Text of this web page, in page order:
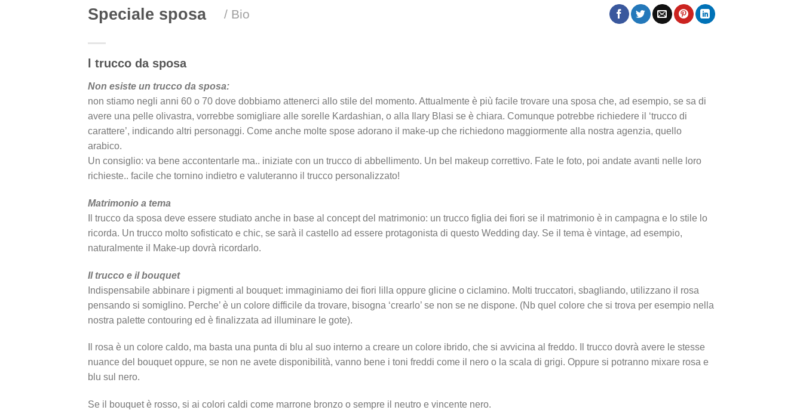
Speciale sposa / Bio
l trucco da sposa
Non esiste un trucco da sposa:
non stiamo negli anni 60 o 70 dove dobbiamo attenerci allo stile del momento. Attualmente è più facile trovare una sposa che, ad esempio, se sa di
avere una pelle olivastra, vorrebbe somigliare alle sorelle Kardashian, o alla Ilary Blasi se è chiara. Comunque potrebbe richiedere il ‘trucco di
carattere’, indicando altri personaggi. Come anche molte spose adorano il make-up che richiedono maggiormente alla nostra agenzia, quello
arabico.
Un consiglio: va bene accontentarle ma.. iniziate con un trucco di abbellimento. Un bel makeup correttivo. Fate le foto, poi andate avanti nelle loro
richieste.. facile che tornino indietro e valuteranno il trucco personalizzato!
Matrimonio a tema
Il trucco da sposa deve essere studiato anche in base al concept del matrimonio: un trucco figlia dei fiori se il matrimonio è in campagna e lo stile lo
ricorda. Un trucco molto sofisticato e chic, se sarà il castello ad essere protagonista di questo Wedding day. Se il tema è vintage, ad esempio,
naturalmente il Make-up dovrà ricordarlo.
Il trucco e il bouquet
Indispensabile abbinare i pigmenti al bouquet: immaginiamo dei fiori lilla oppure glicine o ciclamino. Molti truccatori, sbagliando, utilizzano il rosa
pensando si somiglino. Perche’ è un colore difficile da trovare, bisogna ‘crearlo’ se non se ne dispone. (Nb quel colore che si trova per esempio nella
nostra palette contouring ed è finalizzata ad illuminare le gote).
Il rosa è un colore caldo, ma basta una punta di blu al suo interno a creare un colore ibrido, che si avvicina al freddo. Il trucco dovrà avere le stesse
nuance del bouquet oppure, se non ne avete disponibilità, vanno bene i toni freddi come il nero o la scala di grigi. Oppure si potranno mixare rosa e
blu sul nero.
Se il bouquet è rosso, si ai colori caldi come marrone bronzo o sempre il neutro e vincente nero.